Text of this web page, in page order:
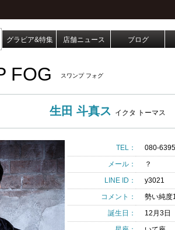
グラビア&特集 店舗ニュース ブログ
FOG スワンプ フォグ
生田 斗真ス イクタ トーマス
TEL：
080-
メール：
？
LINE ID：
y3021
コメント：
勢い純度
誕生日：
12月3日